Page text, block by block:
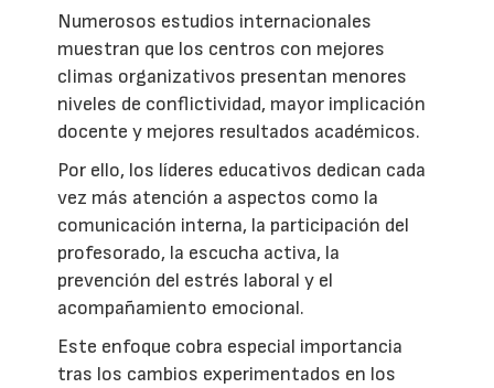
Numerosos estudios internacionales
muestran que los centros con mejores
climas organizativos presentan menores
niveles de conflictividad, mayor implicación
docente y mejores resultados académicos.
Por ello, los líderes educativos dedican cada
vez más atención a aspectos como la
comunicación interna, la participación del
profesorado, la escucha activa, la
prevención del estrés laboral y el
acompañamiento emocional.
Este enfoque cobra especial importancia
tras los cambios experimentados en los